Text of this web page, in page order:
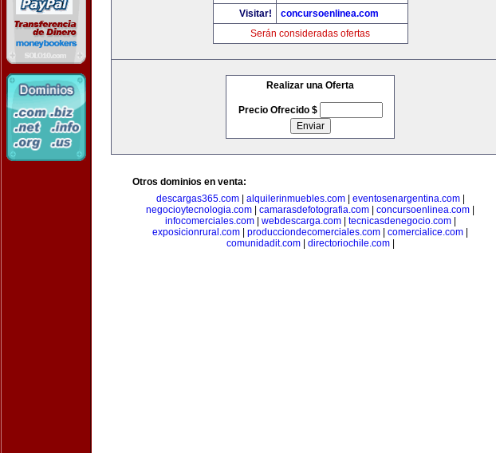
Visitar!
concursoenlinea.com
Serán consideradas ofertas
Realizar una Oferta
Precio Ofrecido $
Otros dominios en venta:
descargas365.com| alquilerinmuebles.com| eventosenargentina.com|
negocioytecnologia.com
camarasdefotografia.com concursoenlinea.com
infocomerciales.com| webdescarga.com| tecnicasdenegocio.com|
exposicionrural.com
producciondecomerciales.com comercialice.com
comunidadit.com| directoriochile.com|